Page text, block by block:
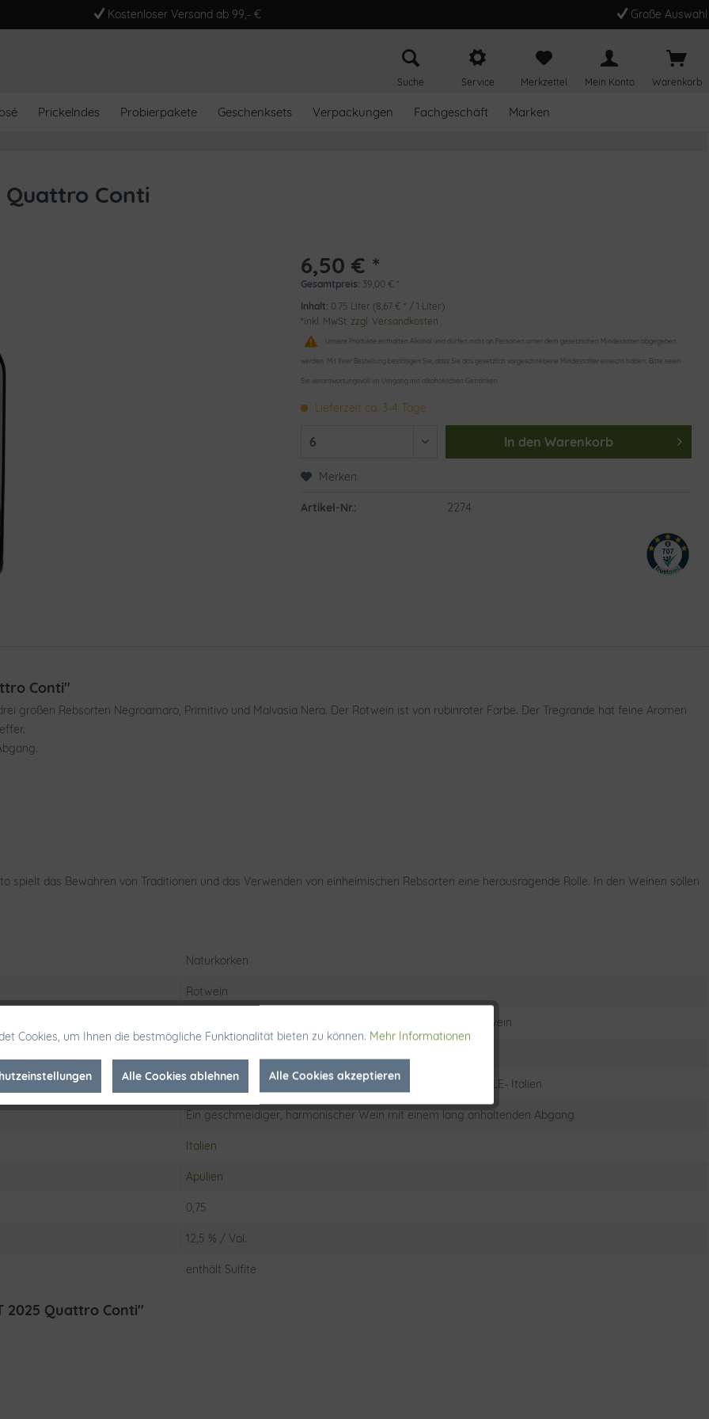
Kostenloser Versand ab 99,- € Große Auswahl
Suche Service Merkzettel Mein Konto Warenkorb
Prickelndes Probierpakete Geschenksets Verpackungen Fachgeschäft Marken
Quattro Conti
6,50 € *
Gesamtpreis: 39,00 € *
Inhalt: 0.75 Liter (8,67 € * / 1 Liter)
*inkl. MwSt. zzgl. Versandkosten
Unsere Produkte enthalten Alkohol und dürfen nicht an Personen unter dem gesetzlichen Mindestalter abgegeben
werden. Mit Ihrer Bestellung bestätigen Sie, dass Sie das gesetzlich vorgeschriebene Mindestalter erreicht haben. Bitte seien
Sie verantwortungsvoll im Umgang mit alkoholischen Getränken.
Lieferzeit ca. 3-4 Tage
In den Warenkorb
Merken
Artikel-Nr.: 2274
Conti"
großen Rebsorten Negroamaro, Primitivo und Malvasia Nera. Der Rotwein ist von rubinroter Farbe. Der Tregrande hat feine Aromen
spielt das Bewahren von Traditionen und das Verwenden von einheimischen Rebsorten eine herausragende Rolle. In den Weinen sollen
Naturkorken
Rotwein
Nahrungsmittel, Getränke & Tabak > Getränke > Wein > Rotwein
Azienda Agricola Conti Zecca- Via Cesarea- 73045 Leverano LE- Italien
Ein geschmeidiger, harmonischer Wein mit einem lang anhaltenden Abgang
Italien
Apulien
0,75
12,5 % / Vol.
enthält Sulfite
2025 Quattro Conti"
Aktiv
Inaktiv
Cookies, um Ihnen die bestmögliche Funktionalität bieten zu können. Mehr Informationen
Alle Cookies ablehnen Alle Cookies akzeptieren